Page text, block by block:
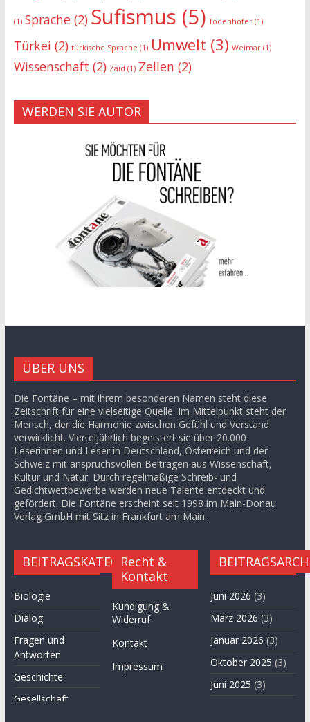
(1) Sprache(2) Sufismus (5) Todenhöfer(1)
Türkei (2) türkische Sprache (1) Umwelt (3) Weimar(1)
Wissenschaft (2) Zaid (1) Zellen (2)
WERDEN SIE AUTOR
ÜBER UNS
Die Fontäne – mit ihrem besonderen Namen steht diese
Zeitschrift für eine vielseitige Quelle. Im Mittelpunkt steht der
Mensch, der die Harmonie zwischen Gefühl und Verstand
verwirklicht. Vierteljährlich begeistert sie über 20.000
Leserinnen und Leser in Deutschland, Österreich und der
Schweiz mit anspruchsvollen Beiträgen aus Wissenschaft,
Kultur und Natur. Durch regelmäßige Schreib- und
Gedichtwettbewerbe werden neue Talente entdeckt und
gefördert. Die Fontäne erscheint seit 1998 im Main-Donau
Verlag GmbH mit Sitz in Frankfurt am Main.
BEITRAGSKATEGORIEN
Biologie
Dialog
Fragen und
Antworten
Geschichte
Gesellschaft
Recht &
Kontakt
Kündigung &
Widerruf
Kontakt
Impressum
Juni 2026 (3)
März 2026 (3)
Januar 2026 (3)
Oktober 2025 (3)
Juni 2025 (3)